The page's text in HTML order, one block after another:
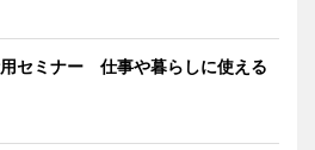
セミナー 仕事や暮らしに使える